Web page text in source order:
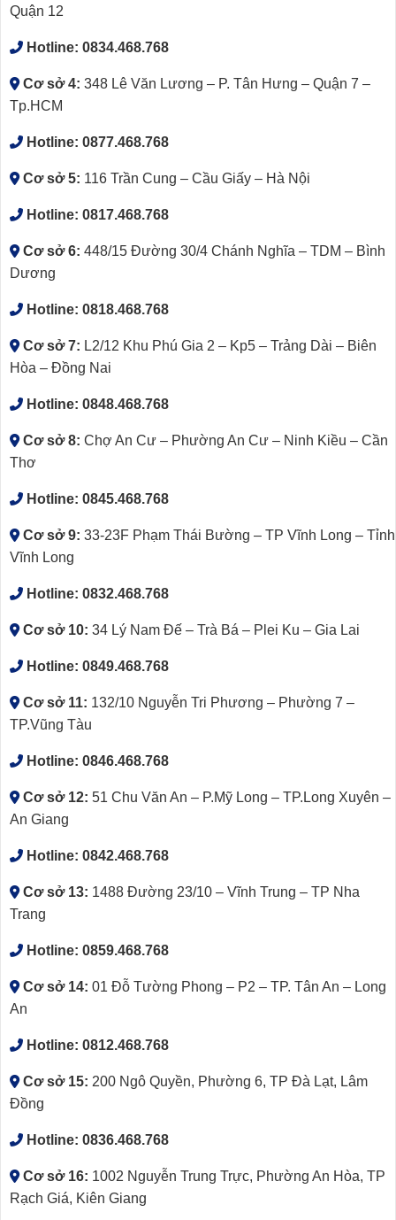
Quận 12
Hotline: 0834.468.768
Cơ sở 4: 348 Lê Văn Lương – P. Tân Hưng – Quận 7 –
Tp.HCM
Hotline: 0877.468.768
Cơ sở 5: 116 Trần Cung – Cầu Giấy – Hà Nội
Hotline: 0817.468.768
Cơ sở 6: 448/15 Đường 30/4 Chánh Nghĩa – TDM – Bình
Dương
Hotline: 0818.468.768
Cơ sở 7: L2/12 Khu Phú Gia 2 – Kp5 – Trảng Dài – Biên
Hòa – Đồng Nai
Hotline: 0848.468.768
Cơ sở 8: Chợ An Cư – Phường An Cư – Ninh Kiều – Cần
Thơ
Hotline: 0845.468.768
Cơ sở 9: 33-23F Phạm Thái Bường – TP Vĩnh Long – Tỉnh
Vĩnh Long
Hotline: 0832.468.768
Cơ sở 10: 34 Lý Nam Đế – Trà Bá – Plei Ku – Gia Lai
Hotline: 0849.468.768
Cơ sở 11: 132/10 Nguyễn Tri Phương – Phường 7 –
TP.Vũng Tàu
Hotline: 0846.468.768
Cơ sở 12: 51 Chu Văn An – P.Mỹ Long – TP.Long Xuyên –
An Giang
Hotline: 0842.468.768
Cơ sở 13: 1488 Đường 23/10 – Vĩnh Trung – TP Nha
Trang
Hotline: 0859.468.768
Cơ sở 14: 01 Đỗ Tường Phong – P2 – TP. Tân An – Long
An
Hotline: 0812.468.768
Cơ sở 15: 200 Ngô Quyền, Phường 6, TP Đà Lạt, Lâm
Đồng
Hotline: 0836.468.768
Cơ sở 16: 1002 Nguyễn Trung Trực, Phường An Hòa, TP
Rạch Giá, Kiên Giang